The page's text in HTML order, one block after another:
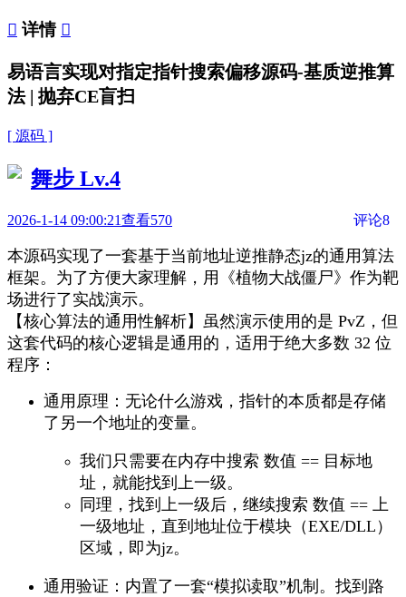
 详情 
易语言实现对指定指针搜索偏移源码-基质逆推算
法 | 抛弃CE盲扫
[ 源码 ]
舞步 Lv.4
2026-1-14 09:00:21查看570 评论8
本源码实现了一套基于当前地址逆推静态jz的通用算法
框架。为了方便大家理解，用《植物大战僵尸》作为靶
场进行了实战演示。
【核心算法的通用性解析】虽然演示使用的是 PvZ，但
这套代码的核心逻辑是通用的，适用于绝大多数 32 位
程序：
通用原理：无论什么游戏，指针的本质都是存储
了另一个地址的变量。
我们只需要在内存中搜索 数值 == 目标地
址，就能找到上一级。
同理，找到上一级后，继续搜索 数值 == 上
一级地址，直到地址位于模块（EXE/DLL）
区域，即为jz。
通用验证：内置了一套“模拟读取”机制。找到路